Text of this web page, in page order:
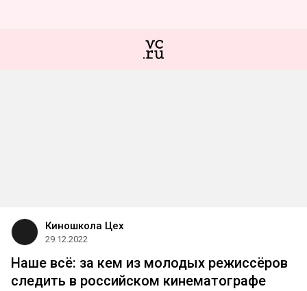
Киношкола Цех
29.12.2022
Наше всё: за кем из молодых режиссёров
следить в российском кинематографе